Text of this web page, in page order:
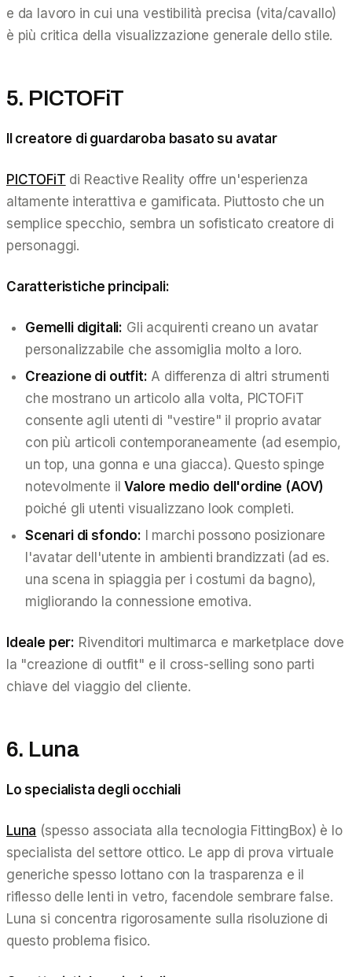
e da lavoro in cui una vestibilità precisa (vita/cavallo)
è più critica della visualizzazione generale dello stile.
5. PICTOFiT
Il creatore di guardaroba basato su avatar
PICTOFiT di Reactive Reality offre un'esperienza
altamente interattiva e gamificata. Piuttosto che un
semplice specchio, sembra un sofisticato creatore di
personaggi.
Caratteristiche principali:
Gemelli digitali: Gli acquirenti creano un avatar
personalizzabile che assomiglia molto a loro.
Creazione di outfit: A differenza di altri strumenti
che mostrano un articolo alla volta, PICTOFiT
consente agli utenti di "vestire" il proprio avatar
con più articoli contemporaneamente (ad esempio,
un top, una gonna e una giacca). Questo spinge
notevolmente ilValore medio dell'ordine (AOV)
poiché gli utenti visualizzano look completi.
Scenari di sfondo: I marchi possono posizionare
l'avatar dell'utente in ambienti brandizzati (ad es.
una scena in spiaggia per i costumi da bagno),
migliorando la connessione emotiva.
Ideale per: Rivenditori multimarca e marketplace dove
la "creazione di outfit" e il cross-selling sono parti
chiave del viaggio del cliente.
6. Luna
Lo specialista degli occhiali
Luna (spesso associata alla tecnologia FittingBox) è lo
specialista del settore ottico. Le app di prova virtuale
generiche spesso lottano con la trasparenza e il
riflesso delle lenti in vetro, facendole sembrare false.
Luna si concentra rigorosamente sulla risoluzione di
questo problema fisico.